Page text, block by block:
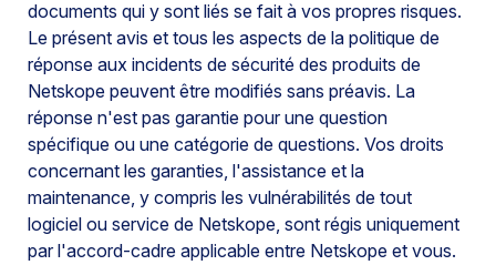
documents qui y sont liés se fait à vos propres risques.
Le présent avis et tous les aspects de la politique de
réponse aux incidents de sécurité des produits de
Netskope peuvent être modifiés sans préavis. La
réponse n'est pas garantie pour une question
spécifique ou une catégorie de questions. Vos droits
concernant les garanties, l'assistance et la
maintenance, y compris les vulnérabilités de tout
logiciel ou service de Netskope, sont régis uniquement
par l'accord-cadre applicable entre Netskope et vous.